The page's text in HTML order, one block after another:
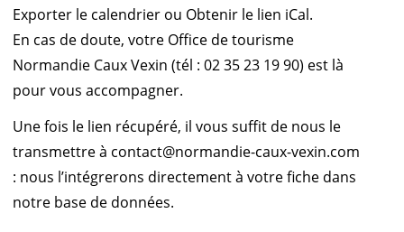
Exporter le calendrier ou Obtenir le lien iCal.
En cas de doute, votre Office de tourisme
Normandie Caux Vexin (tél : 02 35 23 19 90) est là
pour vous accompagner.
Une fois le lien récupéré, il vous suffit de nous le
transmettre à contact@normandie-caux-vexin.com
: nous l’intégrerons directement à votre fiche dans
notre base de données.